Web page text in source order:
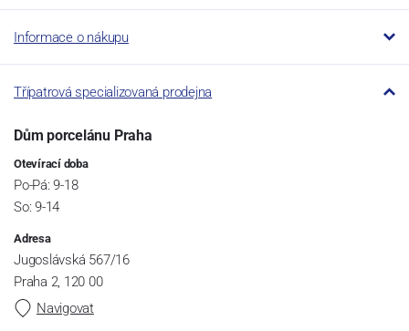
Informace o nákupu
Třípatrová specializovaná prodejna
Dům porcelánu Praha
Otevírací doba
Po-Pá: 9-18
So: 9-14
Adresa
Jugoslávská 567/16
Praha 2, 120 00
Navigovat